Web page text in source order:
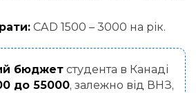
CAD 1500 – 3000 на рік.
бюджет студента в Канаді
до 55000, залежно від ВНЗ,